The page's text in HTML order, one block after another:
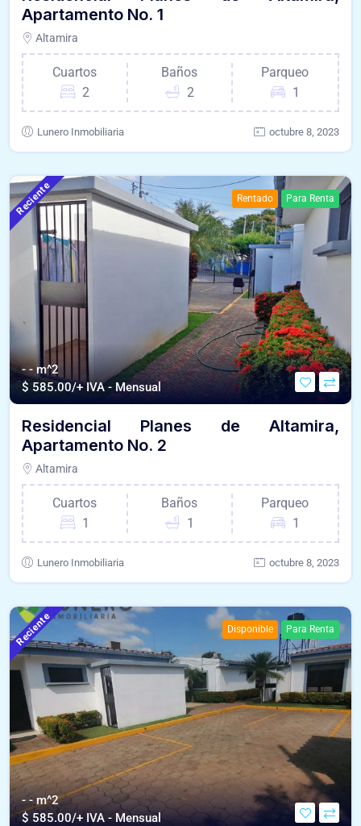
Apartamento No. 1
Altamira
Cuartos
2
Baños
2
Parqueo
1
Lunero Inmobiliaria octubre 8, 2023
Reciente Rentado Para Renta
- - m^2
$ 585.00/+ IVA - Mensual
Residencial Planes de Altamira,
Apartamento No. 2
Altamira
Cuartos
1
Baños
1
Parqueo
1
Lunero Inmobiliaria octubre 8, 2023
Reciente Disponible Para Renta
- - m^2
$ 585.00/+ IVA - Mensual